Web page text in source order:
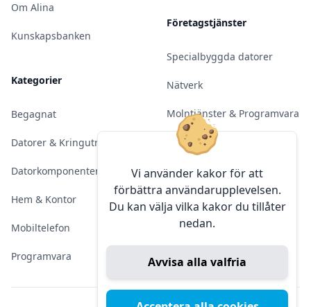
Vi använder kakor för att
förbättra användarupplevelsen.
Du kan välja vilka kakor du tillåter
nedan.
Avvisa alla valfria
Om Alina
Kunskapsbanken
Kategorier
Begagnat
Datorer & Kringutrustning
Datorkomponenter
Hem & Kontor
Mobiltelefon
Programvara
Företagstjänster
Specialbyggda datorer
Nätverk
Molntjänster & Programvara
Server & Backup
Kameraövervakning
Konferens & Public Display
Sälja elektronik